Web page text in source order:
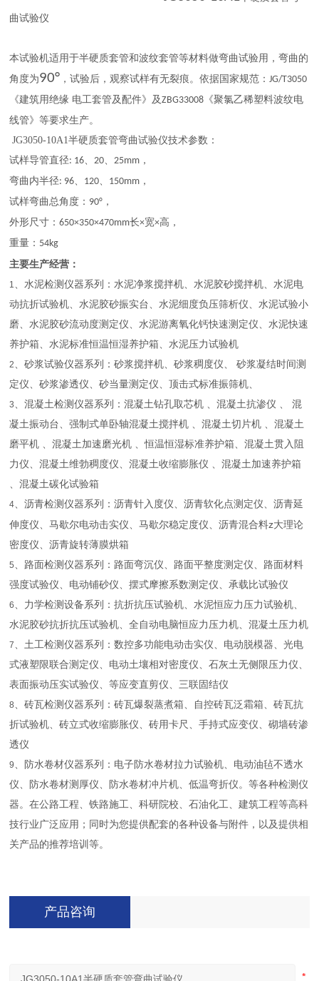
曲试验仪
本试验机适用于半硬质套管和波纹套管等材料做弯曲试验用，弯曲的
角度为90° ，试验后，观察试样有无裂痕。依据国家规范：JG/T3050
《建筑用绝缘 电工套管及配件》及ZBG33008 《聚氯乙稀塑料波纹电
线管》等要求生产。
JG3050-10A1半硬质套管弯曲试验仪技术参数：
试样导管直径: 16、20、25mm ，
弯曲内半径: 96、 120、 150mm ，
试样弯曲总角度： 90° ，
外形尺寸：650×350×470mm长×宽×高，
重量： 54kg
主要生产经营：
1、水泥检测仪器系列：水泥净浆搅拌机、水泥胶砂搅拌机、水泥电
动抗折试验机、水泥胶砂振实台、水泥细度负压筛析仪、水泥试验小
磨、水泥胶砂流动度测定仪、水泥游离氧化钙快速测定仪、水泥快速
养护箱、水泥标准恒温恒湿养护箱、水泥压力试验机
2、砂浆试验仪器系列：砂浆搅拌机、砂浆稠度仪、 砂浆凝结时间测
定仪、砂浆渗透仪、砂当量测定仪、顶击式标准振筛机、
3、混凝土检测仪器系列：混凝土钻孔取芯机 、混凝土抗渗仪 、 混
凝土振动台、强制式单卧轴混凝土搅拌机 、混凝土切片机 、混凝土
磨平机 、混凝土加速磨光机 、恒温恒湿标准养护箱、混凝土贯入阻
力仪、混凝土维勃稠度仪、混凝土收缩膨胀仪 、混凝土加速养护箱
、混凝土碳化试验箱
4、沥青检测仪器系列：沥青针入度仪、沥青软化点测定仪、沥青延
伸度仪、马歇尔电动击实仪、马歇尔稳定度仪、沥青混合料z大理论
密度仪、沥青旋转薄膜烘箱
5、路面检测仪器系列：路面弯沉仪、路面平整度测定仪、路面材料
强度试验仪、电动铺砂仪、摆式摩擦系数测定仪、承载比试验仪
6、力学检测设备系列：抗折抗压试验机、水泥恒应力压力试验机、
水泥胶砂抗折抗压试验机、全自动电脑恒应力压力机、混凝土压力机
7、土工检测仪器系列：数控多功能电动击实仪、电动脱模器、光电
式液塑限联合测定仪、电动土壤相对密度仪、石灰土无侧限压力仪、
表面振动压实试验仪、等应变直剪仪、三联固结仪
8、砖瓦检测仪器系列：砖瓦爆裂蒸煮箱、自控砖瓦泛霜箱、砖瓦抗
折试验机、砖立式收缩膨胀仪、砖用卡尺、手持式应变仪、砌墙砖渗
透仪
9、防水卷材仪器系列：电子防水卷材拉力试验机、电动油毡不透水
仪、防水卷材测厚仪、防水卷材冲片机、低温弯折仪。等各种检测仪
器。在公路工程、铁路施工、科研院校、石油化工、建筑工程等高科
技行业广泛应用；同时为您提供配套的各种设备与附件，以及提供相
关产品的推荐培训等。
产品咨询